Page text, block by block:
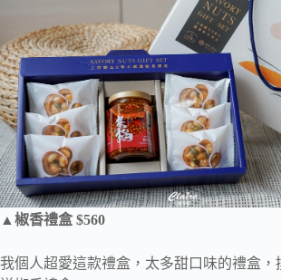
▲椒香禮盒 $560
我個人超愛這款禮盒，太多甜口味的禮盒，